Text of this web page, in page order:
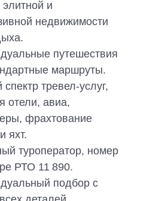
и
недвижимости
путешествия
маршруты.
тревел-услуг,
отели, авиа,
фрахтование
яхт.
туроператор, номер
РТО 11 890.
подбор с